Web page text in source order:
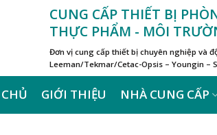
CUNG CẤP THIẾT BỊ
THỰC PHẨM - MÔI
Đơn vị cung cấp thiết bị chuyên nghiệp và
Leeman/Tekmar/Cetac-Opsis – Youngin –
GIỚI THIỆU NHÀ CUNG CẤP